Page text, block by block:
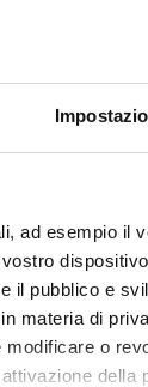
ad esempio il
il pubblico e
materia di
o
della
cycle,
pandemie.
scuola
legate alle
assigned and